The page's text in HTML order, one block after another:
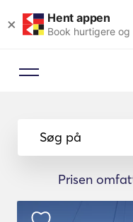
× Hent appen
Book hurtigere og
Søg på
Prisen